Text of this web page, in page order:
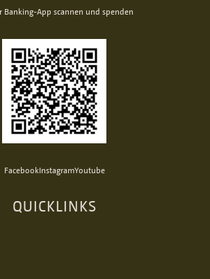
Banking-App scannen und spenden
FacebookInstagramYoutube
QUICKLINKS